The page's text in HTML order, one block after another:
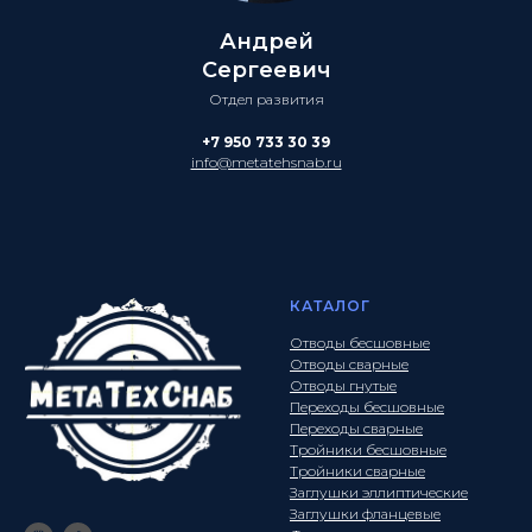
Андрей
Сергеевич
Отдел развития
+7 950 733 30 39
info@metatehsnab.ru
КАТАЛОГ
Отводы бесшовные
Отводы сварные
Отводы гнутые
Переходы бесшовные
Переходы сварные
Тройники бесшовные
Тройники сварные
Заглушки эллиптические
Заглушки фланцевые